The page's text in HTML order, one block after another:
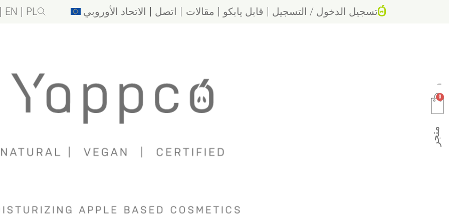
تسجيل الدخول / التسجيل
قابل يابكو
عمل التفاح
ترطيب ثوري
نشأة الاسم
نحن لا نستخدم هذا
مقالات اتصل الاتحاد الأوروبي PL
EN
0
متجر